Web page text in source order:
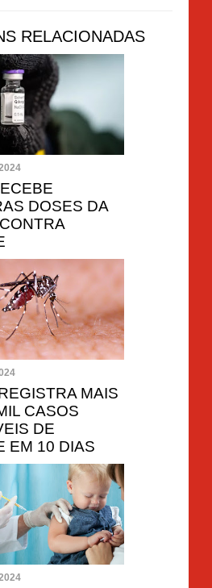
RELACIONADAS
DOSES DA
MAIS
CASOS
DE
EM 10 DIAS